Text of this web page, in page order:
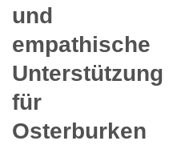
und
empathische
Unterstützung
für
Osterburken